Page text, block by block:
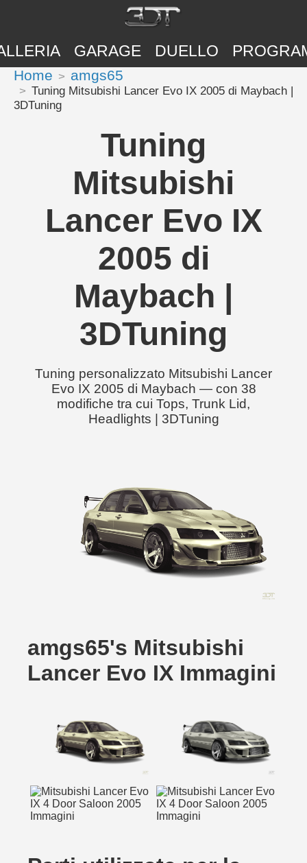
GARAGE DUELLO
Home amgs65
Tuning Mitsubishi Lancer Evo IX 2005 di Maybach |
3DTuning
Tuning
Mitsubishi
Lancer Evo IX
2005 di
Maybach |
3DTuning
Tuning personalizzato Mitsubishi Lancer
Evo IX 2005 di Maybach — con 38
modifiche tra cui Tops, Trunk Lid,
Headlights | 3DTuning
amgs65's Mitsubishi
Lancer Evo IX Immagini